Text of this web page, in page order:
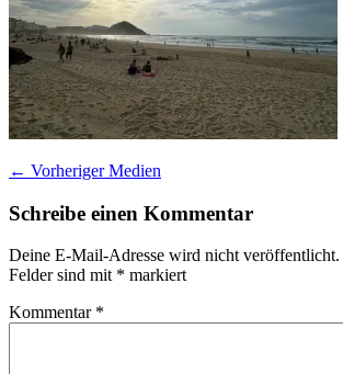
← Vorheriger Medien
Schreibe einen Kommentar
Deine E-Mail-Adresse wird nicht veröffentlicht.
Felder sind mit * markiert
Kommentar *